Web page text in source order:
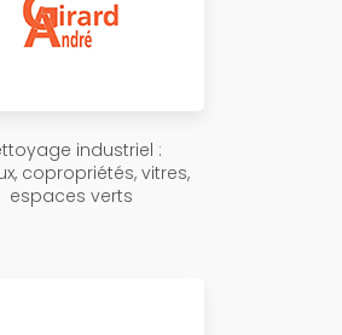
industriel :
copropriétés, vitres,
espaces verts